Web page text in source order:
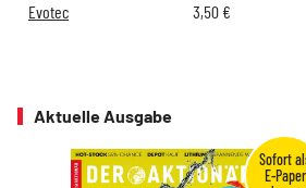
Evotec 3,50 €
Aktuelle Ausgabe